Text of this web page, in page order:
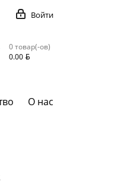
Войти
0 товар(-ов)
0.00
О нас